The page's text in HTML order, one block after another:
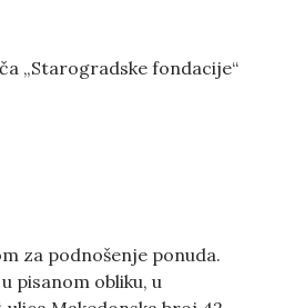
„Starogradske fondacije“
za podnošenje ponuda.
pisanom obliku, u